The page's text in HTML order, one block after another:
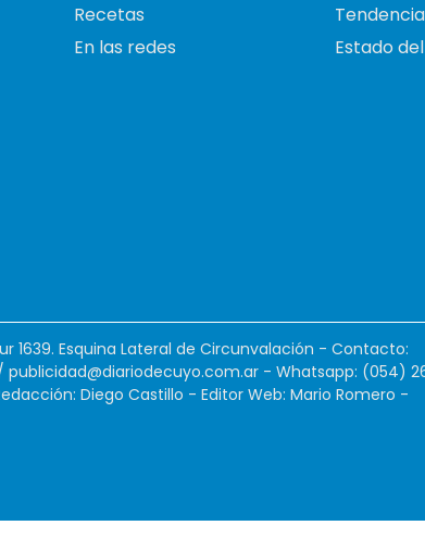
Recetas
En las redes
Tendencia
Estado
1639. Esquina Lateral de Circunvalación - Contacto:
publicidad@diariodecuyo.com.ar - Whatsapp: (054)
Diego Castillo - Editor Web: Mario Romero -